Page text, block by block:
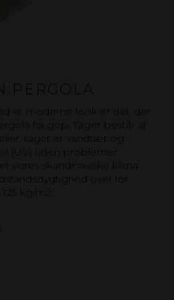
PERGOLA
et moderne look er det, der
fra gop. Taget består af
taget er vandtæt og
(UV) uden problemer.
vores skandinaviske klima
over for
kg/m2.